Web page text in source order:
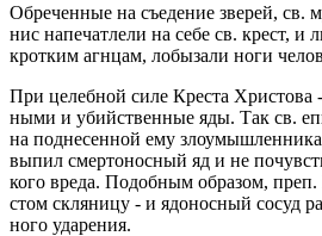
Об­ре­чен­ные на съе­де­ние зве­рей,
нис на­пе­чат­ле­ли на себе св. крест, и
крот­ким агн­цам, ло­бы­за­ли ноги
При це­леб­ной силе Кре­ста Хри­сто­ва
ны­ми и убий­ствен­ные яды. Так св.
на под­не­сен­ной ему
выпил смер­то­нос­ный яд и не
ко­го вреда. По­доб­ным об­ра­зом,
стом скля­ни­цу - и ядо­нос­ный сосуд
но­го уда­ре­ния.